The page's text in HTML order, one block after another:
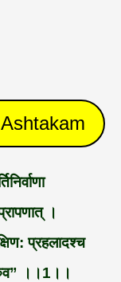
।
प्रहलादश्च
।।1।।